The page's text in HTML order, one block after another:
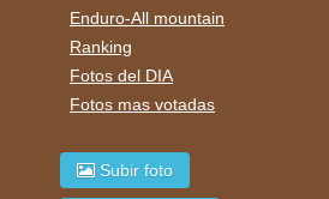
Enduro-All mountain
Ranking
Fotos del DIA
Fotos mas votadas
Subir foto